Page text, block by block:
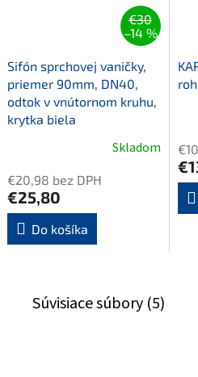
€30
–14 %
Sifón sprchovej vaničky,
priemer 90mm, DN40,
odtok v vnútornom kruhu,
krytka biela
Skladom
€20,98 bez DPH
€25,80
Do košíka
Súvisiace súbory (5)